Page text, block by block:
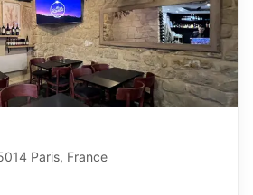
Paris, France